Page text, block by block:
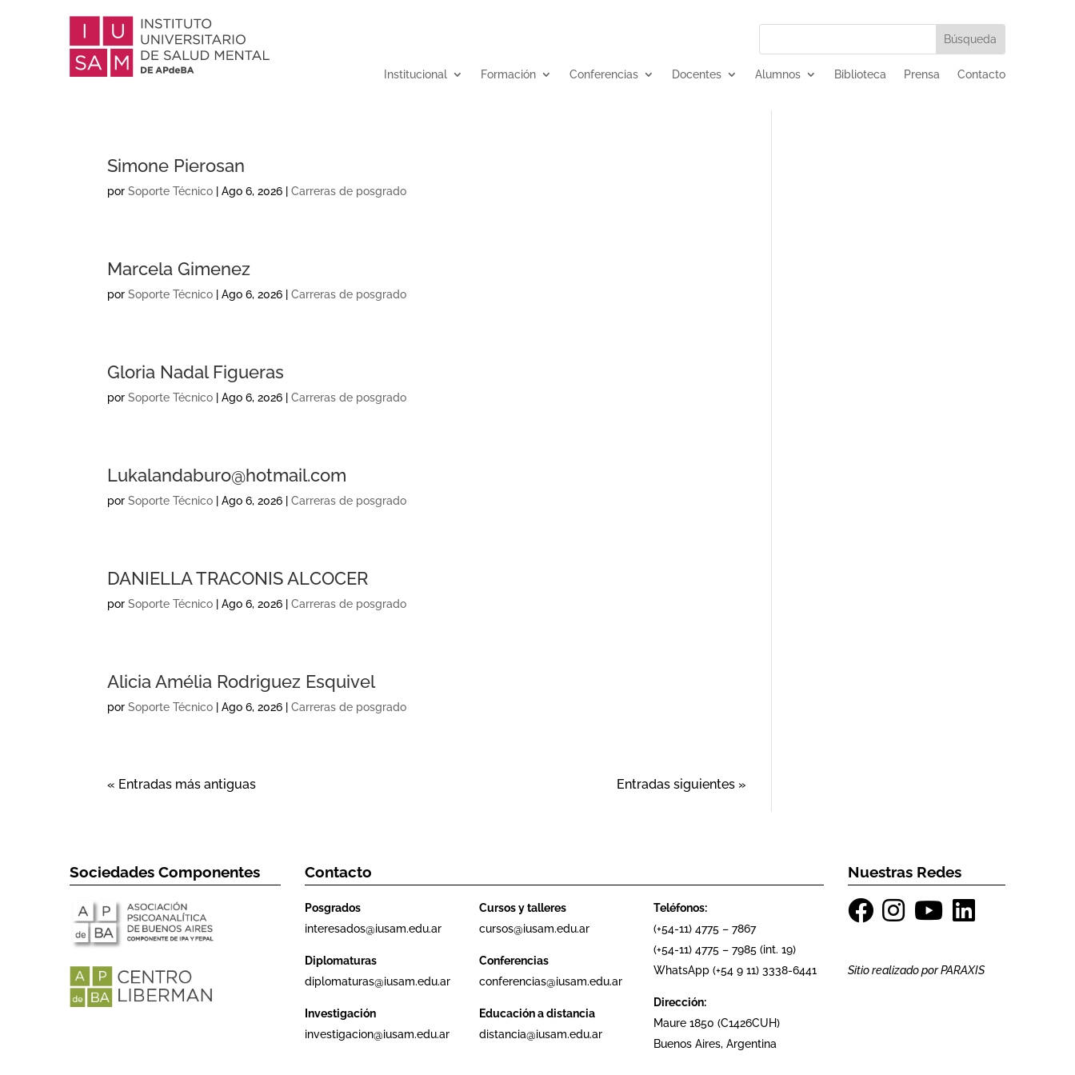
Institucional Formación Conferencias Docentes Alumnos Biblioteca Prensa Contacto
Simone Pierosan
porSoporte Técnico |Ago 6, 2026 |Carreras de posgrado
Marcela Gimenez
porSoporte Técnico |Ago 6, 2026 |Carreras de posgrado
Gloria Nadal Figueras
porSoporte Técnico |Ago 6, 2026 |Carreras de posgrado
Lukalandaburo@hotmail.com
porSoporte Técnico |Ago 6, 2026 |Carreras de posgrado
DANIELLA TRACONIS ALCOCER
porSoporte Técnico |Ago 6, 2026 |Carreras de posgrado
Alicia Amélia Rodriguez Esquivel
porSoporte Técnico |Ago 6, 2026 |Carreras de posgrado
« Entradas más antiguas Entradas siguientes »
Sociedades Componentes Contacto
Posgrados
interesados@iusam.edu.ar
Diplomaturas
diplomaturas@iusam.edu.ar
Investigación
investigacion@iusam.edu.ar
Cursos y talleres
cursos@iusam.edu.ar
Conferencias
conferencias@iusam.edu.ar
Educación a distancia
distancia@iusam.edu.ar
Teléfonos:
(+54-11) 4775 – 7867
(+54-11) 4775 – 7985 (int. 19)
WhatsApp (+54 9 11) 3338-6441
Dirección:
Maure 1850 (C1426CUH)
Buenos Aires, Argentina
Nuestras Redes
Sitio realizado porPARAXIS